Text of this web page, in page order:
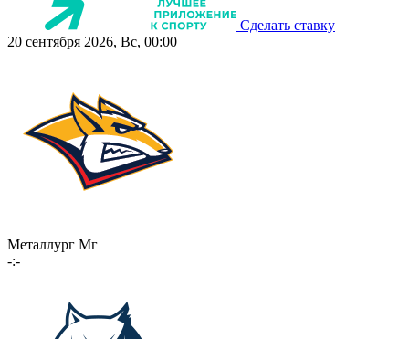
Сделать ставку
20 сентября 2026, Вс, 00:00
Металлург Мг
-:-